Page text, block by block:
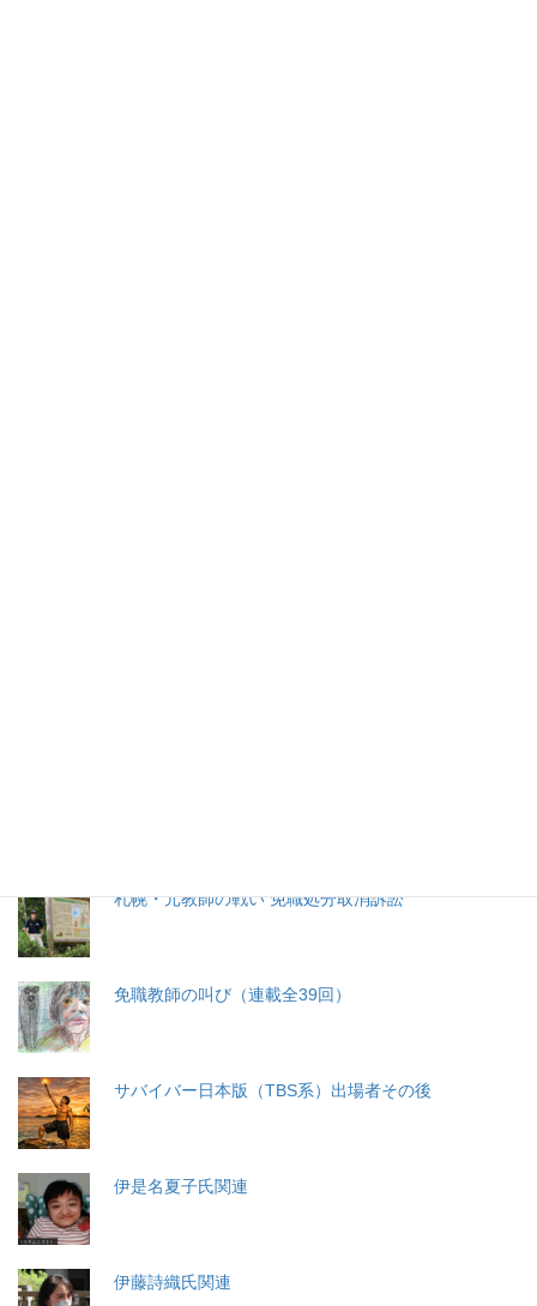
札幌・元教師の戦い 免職処分取消訴訟
免職教師の叫び（連載全39回）
サバイバー日本版（TBS系）出場者その後
伊是名夏子氏関連
伊藤詩織氏関連